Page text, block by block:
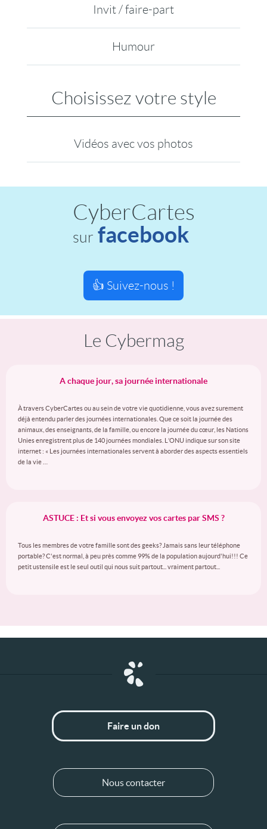
Invit / faire-part
Humour
Choisissez votre style
Vidéos avec vos photos
CyberCartes
sur facebook
👍 Suivez-nous !
Le Cybermag
A chaque jour, sa journée internationale
À travers CyberCartes ou au sein de votre vie quotidienne, vous avez surement
déjà entendu parler des journées internationales. Que ce soit la journée des
animaux, des enseignants, de la famille, ou encore la journée du cœur, les Nations
Unies enregistrent plus de 140 journées mondiales. L’ONU indique sur son site
internet : « Les journées internationales servent à aborder des aspects essentiels
de la vie …
ASTUCE : Et si vous envoyez vos cartes par SMS ?
Tous les membres de votre famille sont des geeks? Jamais sans leur téléphone
portable? C'est normal, à peu près comme 99% de la population aujourd'hui!!! Ce
petit ustensile est le seul outil qui nous suit partout... vraiment partout...
Faire un don
Nous contacter